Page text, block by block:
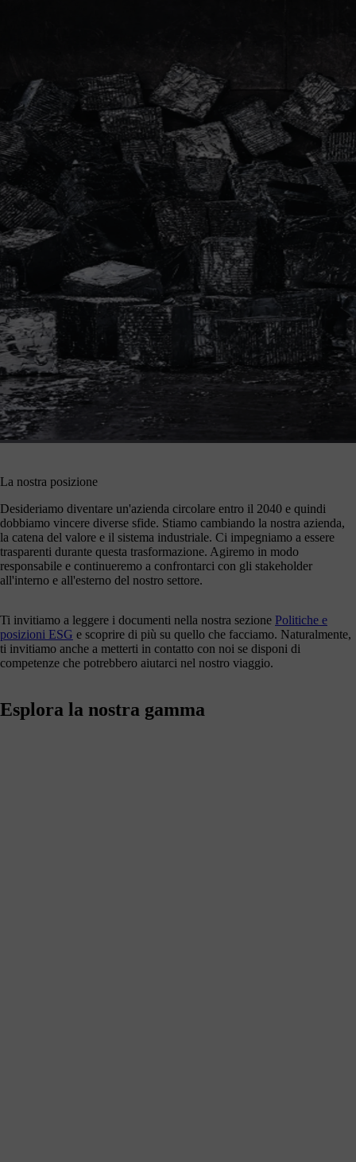
La nostra posizione
Desideriamo diventare un'azienda circolare entro il 2040 e quindi
dobbiamo vincere diverse sfide. Stiamo cambiando la nostra azienda,
la catena del valore e il sistema industriale. Ci impegniamo a essere
trasparenti durante questa trasformazione. Agiremo in modo
responsabile e continueremo a confrontarci con gli stakeholder
all'interno e all'esterno del nostro settore.
Ti invitiamo a leggere i documenti nella nostra sezione Politiche e
posizioni ESG e scoprire di più su quello che facciamo. Naturalmente,
ti invitiamo anche a metterti in contatto con noi se disponi di
competenze che potrebbero aiutarci nel nostro viaggio.
Esplora la nostra gamma